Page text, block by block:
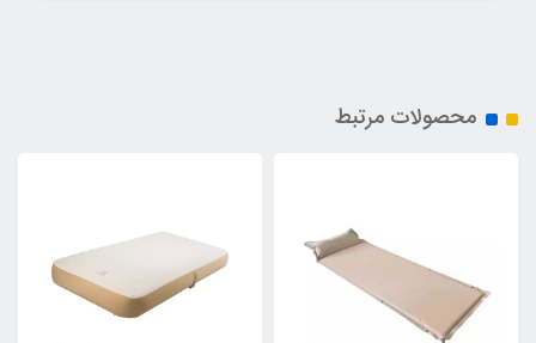
محصولات مرتبط